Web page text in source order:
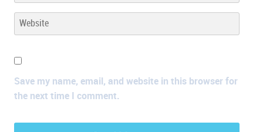
Save my name, email, and website in this browser for
the next time I comment.